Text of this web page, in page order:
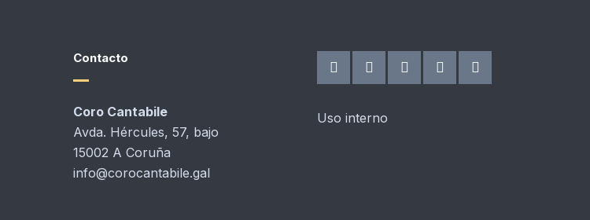
Contacto
Coro Cantabile
Avda. Hércules, 57, bajo
15002 A Coruña
info@corocantabile.gal
Uso interno